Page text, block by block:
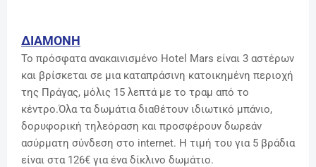
ΔΙΑΜΟΝΗ
Το πρόσφατα ανακαινισμένο Hotel Mars είναι 3 αστέρων
και βρίσκεται σε μια καταπράσινη κατοικημένη περιοχή
της Πράγας, μόλις 15 λεπτά με το τραμ από το
κέντρο.Όλα τα δωμάτια διαθέτουν ιδιωτικό μπάνιο,
δορυφορική τηλεόραση και προσφέρουν δωρεάν
ασύρματη σύνδεση στο internet. Η τιμή του για 5 βράδια
είναι στα 126€ για ένα δίκλινο δωμάτιο.